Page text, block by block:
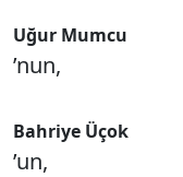
Uğur Mumcu
’nun,
Bahriye Üçok
’un,